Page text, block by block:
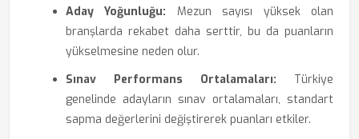
Aday Yoğunluğu: Mezun sayısı yüksek olan
branşlarda rekabet daha serttir, bu da puanların
yükselmesine neden olur.
Sınav Performans Ortalamaları: Türkiye
genelinde adayların sınav ortalamaları, standart
sapma değerlerini değiştirerek puanları etkiler.